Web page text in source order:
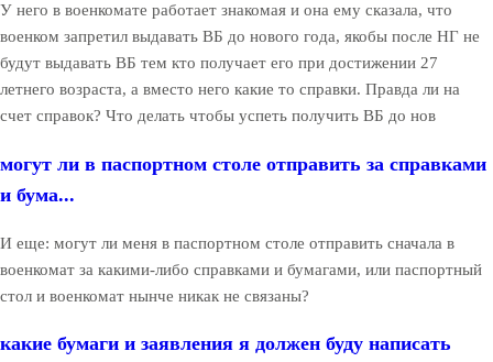
У него в военкомате работает знакомая и она ему сказала, что
военком запретил выдавать ВБ до нового года, якобы после НГ не
будут выдавать ВБ тем кто получает его при достижении 27
летнего возраста, а вместо него какие то справки. Правда ли на
счет справок? Что делать чтобы успеть получить ВБ до нов
могут ли в паспортном столе отправить за справками
и бума...
И еще: могут ли меня в паспортном столе отправить сначала в
военкомат за какими-либо справками и бумагами, или паспортный
стол и военкомат нынче никак не связаны?
какие бумаги и заявления я должен буду написать